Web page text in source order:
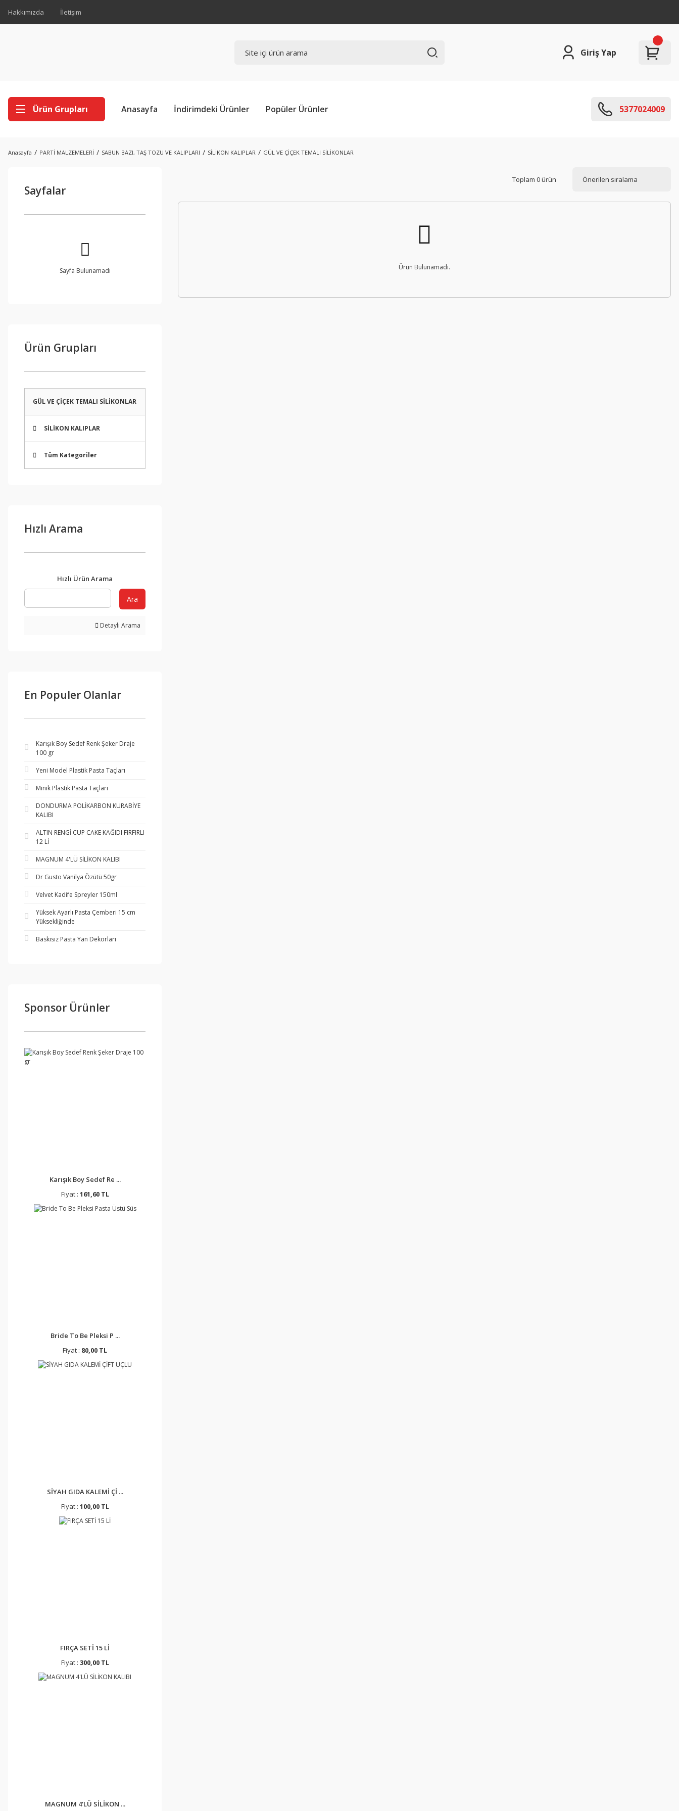
Hakkımızda İletişim
Giriş Yap
Ürün Grupları Anasayfa İndirimdeki Ürünler Popüler Ürünler 5377024009
Anasayfa PARTİ MALZEMELERİ SABUN BAZI, TAŞ TOZU VE KALIPLARI SİLİKON KALIPLAR GÜL VE ÇİÇEK TEMALI SİLİKONLAR
Sayfalar
Sayfa Bulunamadı
Ürün Grupları
GÜL VE ÇİÇEK TEMALI SİLİKONLAR
SİLİKON KALIPLAR
Tüm Kategoriler
Hızlı Arama
Hızlı Ürün Arama
Ara
Detaylı Arama
En Populer Olanlar
Karışık Boy Sedef Renk Şeker Draje
100 gr
Yeni Model Plastik Pasta Taçları
Minik Plastik Pasta Taçları
DONDURMA POLİKARBON KURABİYE
KALIBI
ALTIN RENGİ CUP CAKE KAĞIDI FIRFIRLI
12 Lİ
MAGNUM 4'LÜ SİLİKON KALIBI
Dr Gusto Vanilya Özütü 50gr
Velvet Kadife Spreyler 150ml
Yüksek Ayarlı Pasta Çemberi 15 cm
Yüksekliğinde
Baskısız Pasta Yan Dekorları
Sponsor Ürünler
Karışık Boy Sedef Re ...
Fiyat : 161,60 TL
Bride To Be Pleksi P ...
Fiyat : 80,00 TL
SİYAH GIDA KALEMİ Çİ ...
Fiyat : 100,00 TL
FIRÇA SETİ 15 Lİ
Fiyat : 300,00 TL
MAGNUM 4'LÜ SİLİKON ...
Toplam 0 ürün
Ürün Bulunamadı.